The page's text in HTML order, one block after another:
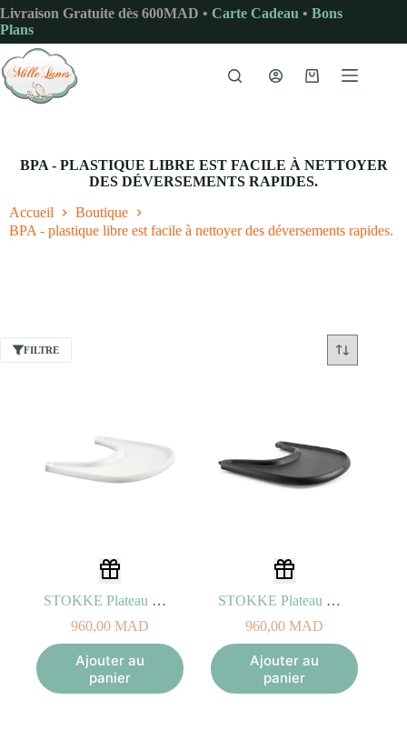
Passer
au
contenu
Livraison Gratuite dès 600MAD • Carte Cadeau • Bons
Plans
Panier
BPA - PLASTIQUE LIBRE EST FACILE À NETTOYER
DES DÉVERSEMENTS RAPIDES.
Accueil
Boutique
BPA - plastique libre est facile à nettoyer des déversements rapides.
FILTRE
STOKKE Plateau Blanc
960,00 MAD
Ajouter au
panier
STOKKE Plateau Noir
960,00 MAD
Ajouter au
panier